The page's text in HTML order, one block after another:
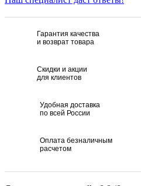
Гарантия качества
и возврат товара
Скидки и акции
для клиентов
Удобная доставка
по всей России
Оплата безналичным
расчетом